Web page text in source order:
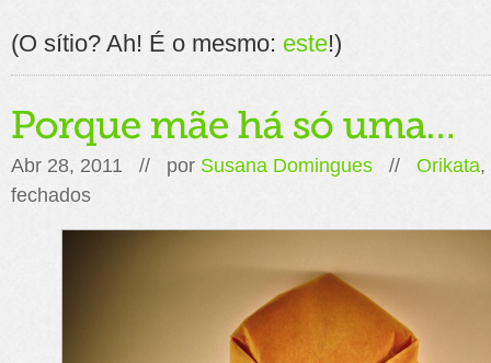
(O sítio? Ah! É o mesmo: este!)
Abr 28, 2011 // por Susana Domingues // Orikata,
fechados